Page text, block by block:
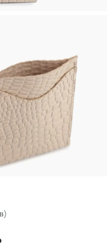
цена